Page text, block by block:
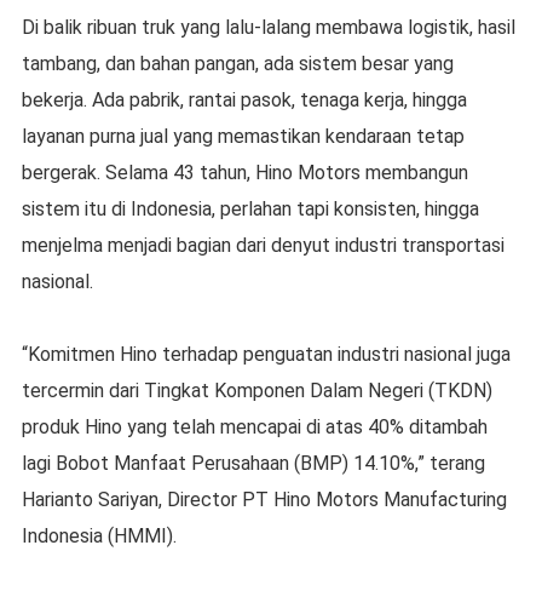
Di balik ribuan truk yang lalu-lalang membawa logistik, hasil
tambang, dan bahan pangan, ada sistem besar yang
bekerja. Ada pabrik, rantai pasok, tenaga kerja, hingga
layanan purna jual yang memastikan kendaraan tetap
bergerak. Selama 43 tahun, Hino Motors membangun
sistem itu di Indonesia, perlahan tapi konsisten, hingga
menjelma menjadi bagian dari denyut industri transportasi
nasional.
“Komitmen Hino terhadap penguatan industri nasional juga
tercermin dari Tingkat Komponen Dalam Negeri (TKDN)
produk Hino yang telah mencapai di atas 40% ditambah
lagi Bobot Manfaat Perusahaan (BMP) 14.10%,” terang
Harianto Sariyan, Director PT Hino Motors Manufacturing
Indonesia (HMMI).